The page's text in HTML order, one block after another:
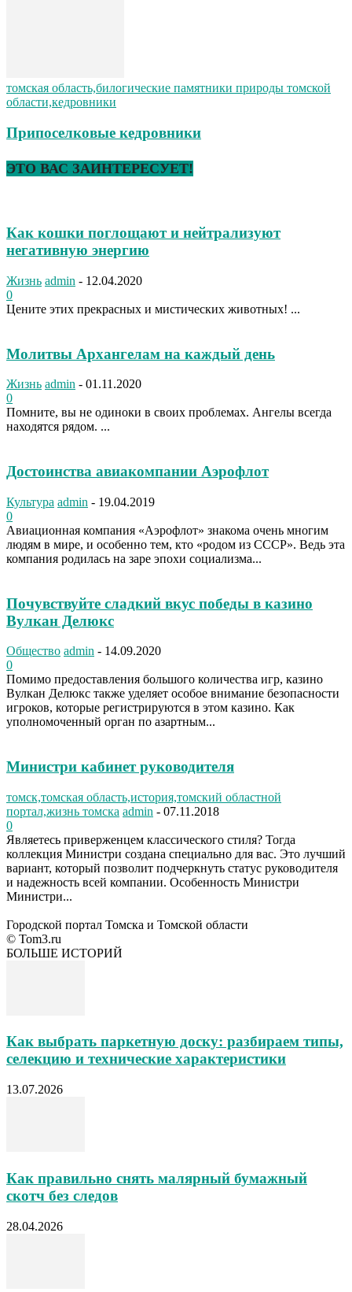
томская область,билогические памятники природы томской
области,кедровники
Припоселковые кедровники
ЭТО ВАС ЗАИНТЕРЕСУЕТ!
Как кошки поглощают и нейтрализуют
негативную энергию
Жизнь admin - 12.04.2020
0
Цените этих прекрасных и мистических животных! ...
Молитвы Архангелам на каждый день
Жизнь admin - 01.11.2020
0
Помните, вы не одиноки в своих проблемах. Ангелы всегда
находятся рядом. ...
Достоинства авиакомпании Аэрофлот
Культура admin - 19.04.2019
0
Авиационная компания «Аэрофлот» знакома очень многим
людям в мире, и особенно тем, кто «родом из СССР». Ведь эта
компания родилась на заре эпохи социализма...
Почувствуйте сладкий вкус победы в казино
Вулкан Делюкс
Общество admin - 14.09.2020
0
Помимо предоставления большого количества игр, казино
Вулкан Делюкс также уделяет особое внимание безопасности
игроков, которые регистрируются в этом казино. Как
уполномоченный орган по азартным...
Министри кабинет руководителя
томск,томская область,история,томский областной
портал,жизнь томска admin - 07.11.2018
0
Являетесь приверженцем классического стиля? Тогда
коллекция Министри создана специально для вас. Это лучший
вариант, который позволит подчеркнуть статус руководителя
и надежность всей компании. Особенность Министри
Министри...
Городской портал Томска и Томской области
© Tom3.ru
БОЛЬШЕ ИСТОРИЙ
Как выбрать паркетную доску: разбираем типы,
селекцию и технические характеристики
13.07.2026
Как правильно снять малярный бумажный
скотч без следов
28.04.2026